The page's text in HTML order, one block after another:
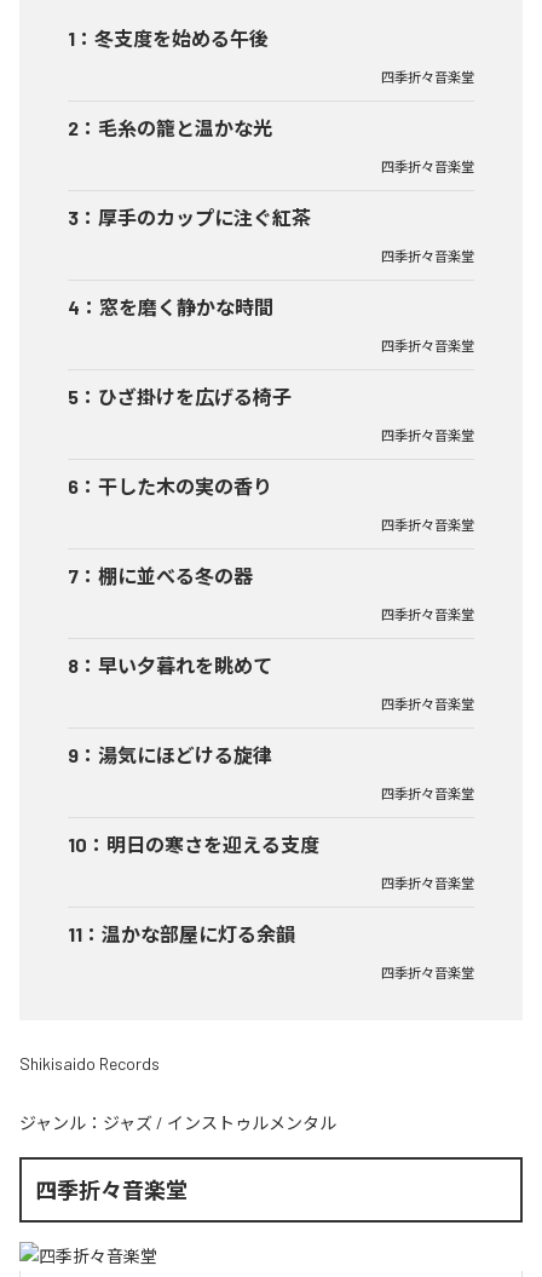
1 ： 冬支度を始める午後
四季折々音楽堂
2 ： 毛糸の籠と温かな光
四季折々音楽堂
3 ： 厚手のカップに注ぐ紅茶
四季折々音楽堂
4 ： 窓を磨く静かな時間
四季折々音楽堂
5 ： ひざ掛けを広げる椅子
四季折々音楽堂
6 ： 干した木の実の香り
四季折々音楽堂
7 ： 棚に並べる冬の器
四季折々音楽堂
8 ： 早い夕暮れを眺めて
四季折々音楽堂
9 ： 湯気にほどける旋律
四季折々音楽堂
10 ： 明日の寒さを迎える支度
四季折々音楽堂
11 ： 温かな部屋に灯る余韻
四季折々音楽堂
Shikisaido Records
ジャンル： ジャズ / インストゥルメンタル
四季折々音楽堂